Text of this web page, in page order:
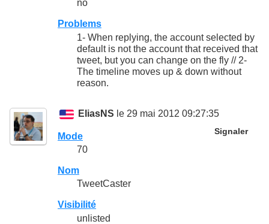
no
Problems
1- When replying, the account selected by
default is not the account that received that
tweet, but you can change on the fly // 2-
The timeline moves up & down without
reason.
EliasNS le 29 mai 2012 09:27:35
Signaler
Mode
70
Nom
TweetCaster
Visibilité
unlisted